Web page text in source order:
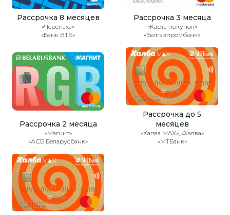
Рассрочка 8 месяцев
«Черепаха»
«Банк ВТБ»
Рассрочка 3 месяца
«Карта покупок»
«Белгазпромбанк»
Рассрочка 2 месяца
«Магнит»
«АСБ Беларусбанк»
Рассрочка до 5
месяцев
«Халва MAX», «Халва»
«МТБанк»